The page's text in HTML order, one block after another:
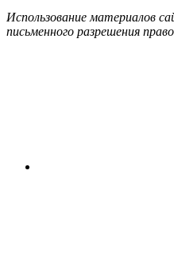
Использование материалов
письменного разрешения